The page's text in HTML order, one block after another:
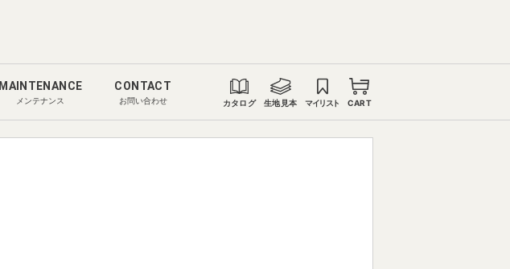
MAINTENANCE
メンテナンス
CONTACT
お問い合わせ カタログ 生地見本 マイリスト CART